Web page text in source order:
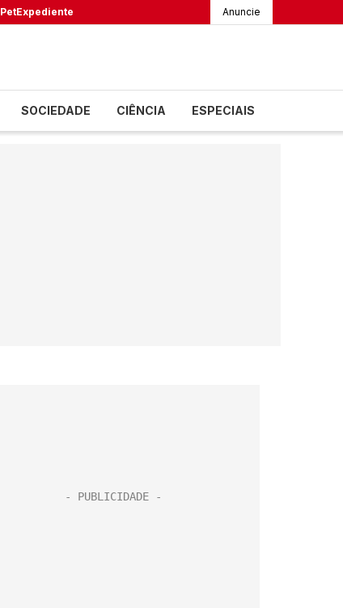
PetExpediente Anuncie
SOCIEDADE CIÊNCIA ESPECIAIS